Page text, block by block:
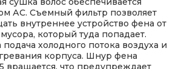
АС. Съемный фильтр позволяет
внутреннее устройство фена от
который туда попадает.
холодного потока воздуха и
корпуса. Шнур фена
вращается, что предупреждает